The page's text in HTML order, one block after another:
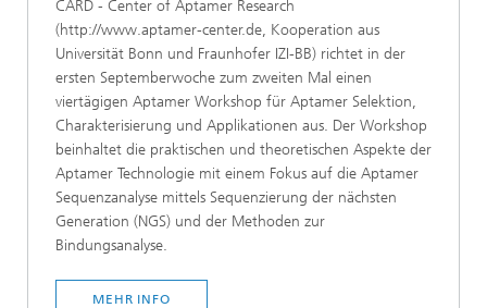
CARD - Center of Aptamer Research
(http://www.aptamer-center.de, Kooperation aus
Universität Bonn und Fraunhofer IZI-BB) richtet in der
ersten Septemberwoche zum zweiten Mal einen
viertägigen Aptamer Workshop für Aptamer Selektion,
Charakterisierung und Applikationen aus. Der Workshop
beinhaltet die praktischen und theoretischen Aspekte der
Aptamer Technologie mit einem Fokus auf die Aptamer
Sequenzanalyse mittels Sequenzierung der nächsten
Generation (NGS) und der Methoden zur
Bindungsanalyse.
MEHR INFO